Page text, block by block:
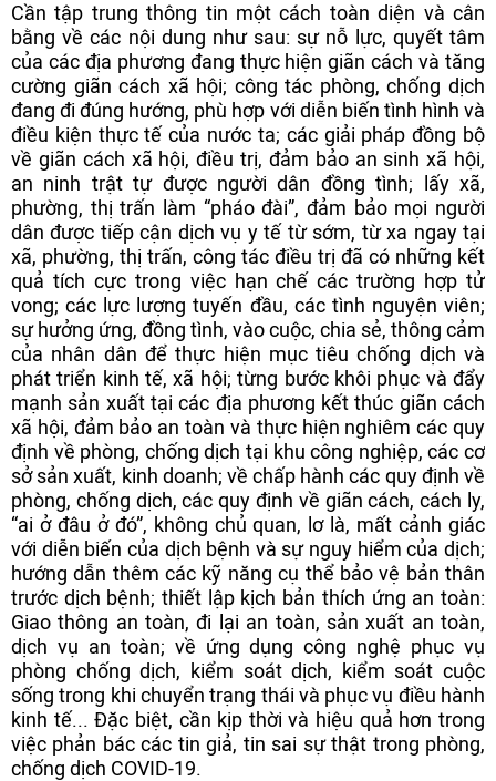
Cần tập trung thông tin một cách toàn diện và cân
bằng về các nội dung như sau: sự nỗ lực, quyết tâm
của các địa phương đang thực hiện giãn cách và tăng
cường giãn cách xã hội; công tác phòng, chống dịch
đang đi đúng hướng, phù hợp với diễn biến tình hình và
điều kiện thực tế của nước ta; các giải pháp đồng bộ
về giãn cách xã hội, điều trị, đảm bảo an sinh xã hội,
an ninh trật tự được người dân đồng tình; lấy xã,
phường, thị trấn làm “pháo đài”, đảm bảo mọi người
dân được tiếp cận dịch vụ y tế từ sớm, từ xa ngay tại
xã, phường, thị trấn, công tác điều trị đã có những kết
quả tích cực trong việc hạn chế các trường hợp tử
vong; các lực lượng tuyến đầu, các tình nguyện viên;
sự hưởng ứng, đồng tình, vào cuộc, chia sẻ, thông cảm
của nhân dân để thực hiện mục tiêu chống dịch và
phát triển kinh tế, xã hội; từng bước khôi phục và đẩy
mạnh sản xuất tại các địa phương kết thúc giãn cách
xã hội, đảm bảo an toàn và thực hiện nghiêm các quy
định về phòng, chống dịch tại khu công nghiệp, các cơ
sở sản xuất, kinh doanh; về chấp hành các quy định về
phòng, chống dịch, các quy định về giãn cách, cách ly,
“ai ở đâu ở đó”, không chủ quan, lơ là, mất cảnh giác
với diễn biến của dịch bệnh và sự nguy hiểm của dịch;
hướng dẫn thêm các kỹ năng cụ thể bảo vệ bản thân
trước dịch bệnh; thiết lập kịch bản thích ứng an toàn:
Giao thông an toàn, đi lại an toàn, sản xuất an toàn,
dịch vụ an toàn; về ứng dụng công nghệ phục vụ
phòng chống dịch, kiểm soát dịch, kiểm soát cuộc
sống trong khi chuyển trạng thái và phục vụ điều hành
kinh tế... Đặc biệt, cần kịp thời và hiệu quả hơn trong
việc phản bác các tin giả, tin sai sự thật trong phòng,
chống dịch COVID-19.